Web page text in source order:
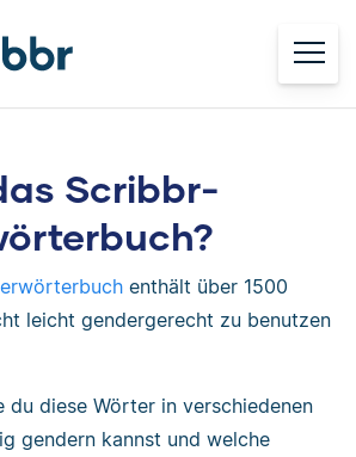
Scribbr-
enthält über 1500
leicht gendergerecht zu benutzen
du diese Wörter in verschiedenen
gendern kannst und welche